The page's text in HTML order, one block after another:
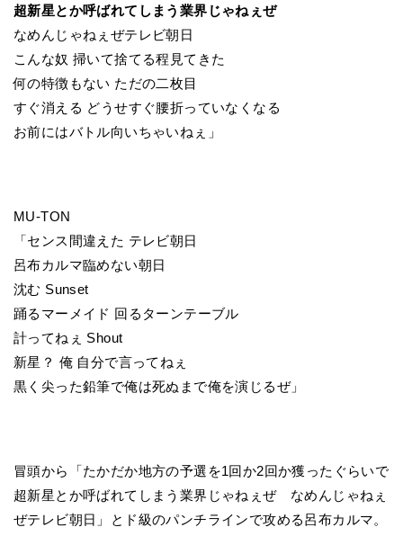
超新星とか呼ばれてしまう業界じゃねぇぜ
なめんじゃねぇぜテレビ朝日
こんな奴 掃いて捨てる程見てきた
何の特徴もない ただの二枚目
すぐ消える どうせすぐ腰折っていなくなる
お前にはバトル向いちゃいねぇ」
MU-TON
「センス間違えた テレビ朝日
呂布カルマ臨めない朝日
沈む Sunset
踊るマーメイド 回るターンテーブル
計ってねぇ Shout
新星？ 俺 自分で言ってねぇ
黒く尖った鉛筆で俺は死ぬまで俺を演じるぜ」
冒頭から「たかだか地方の予選を1回か2回か獲ったぐらいで
超新星とか呼ばれてしまう業界じゃねぇぜ なめんじゃねぇ
ぜテレビ朝日」とド級のパンチラインで攻める呂布カルマ。